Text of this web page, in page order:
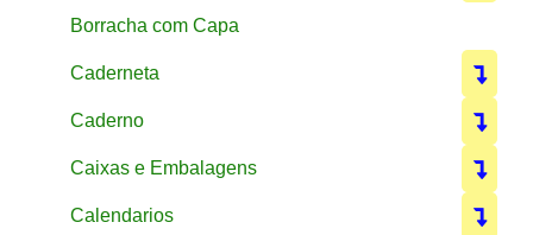
Borracha com Capa
Caderneta
Caderno
Caixas e Embalagens
Calendarios